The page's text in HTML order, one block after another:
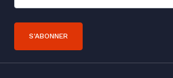
S'ABONNER